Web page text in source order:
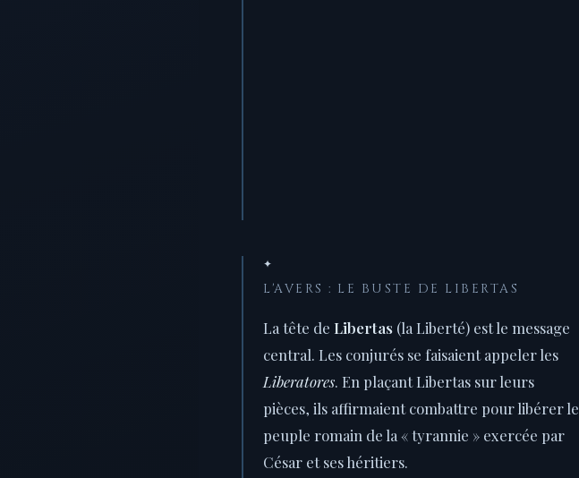
✦
L'AVERS : LE BUSTE DE LIBERTAS
La tête de Libertas (la Liberté) est le message
central. Les conjurés se faisaient appeler les
Liberatores. En plaçant Libertas sur leurs
pièces, ils affirmaient combattre pour libérer le
peuple romain de la « tyrannie » exercée par
César et ses héritiers.